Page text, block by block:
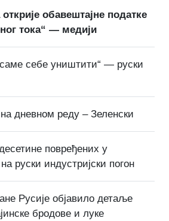
обавештајне податке
тока“ — медији
себе уништити“ — руски
дневном реду – Зеленски
повређених у
руски индустријски погон
Русије објавило детаље
бродове и луке